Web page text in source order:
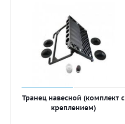
Транец навесной (комплект с
креплением)